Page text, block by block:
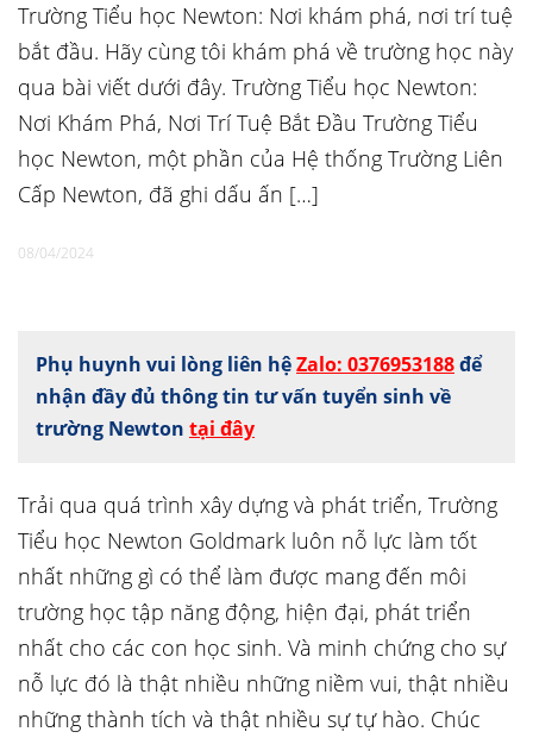
Trường Tiểu học Newton: Nơi khám phá, nơi trí tuệ
bắt đầu. Hãy cùng tôi khám phá về trường học này
qua bài viết dưới đây. Trường Tiểu học Newton:
Nơi Khám Phá, Nơi Trí Tuệ Bắt Đầu Trường Tiểu
học Newton, một phần của Hệ thống Trường Liên
Cấp Newton, đã ghi dấu ấn […]
08/04/2024
Phụ huynh vui lòng liên hệZalo: 0376953188để
nhận đầy đủ thông tin tư vấn tuyển sinh về
trường Newton tại đây
Trải qua quá trình xây dựng và phát triển, Trường
Tiểu học Newton Goldmark luôn nỗ lực làm tốt
nhất những gì có thể làm được mang đến môi
trường học tập năng động, hiện đại, phát triển
nhất cho các con học sinh. Và minh chứng cho sự
nỗ lực đó là thật nhiều những niềm vui, thật nhiều
những thành tích và thật nhiều sự tự hào. Chúc